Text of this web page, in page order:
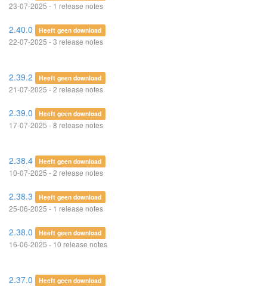
23-07-2025 - 1 release notes
2.40.0 Heeft geen download
22-07-2025 - 3 release notes
2.39.2 Heeft geen download
21-07-2025 - 2 release notes
2.39.0 Heeft geen download
17-07-2025 - 8 release notes
2.38.4 Heeft geen download
10-07-2025 - 2 release notes
2.38.3 Heeft geen download
25-06-2025 - 1 release notes
2.38.0 Heeft geen download
16-06-2025 - 10 release notes
2.37.0 Heeft geen download